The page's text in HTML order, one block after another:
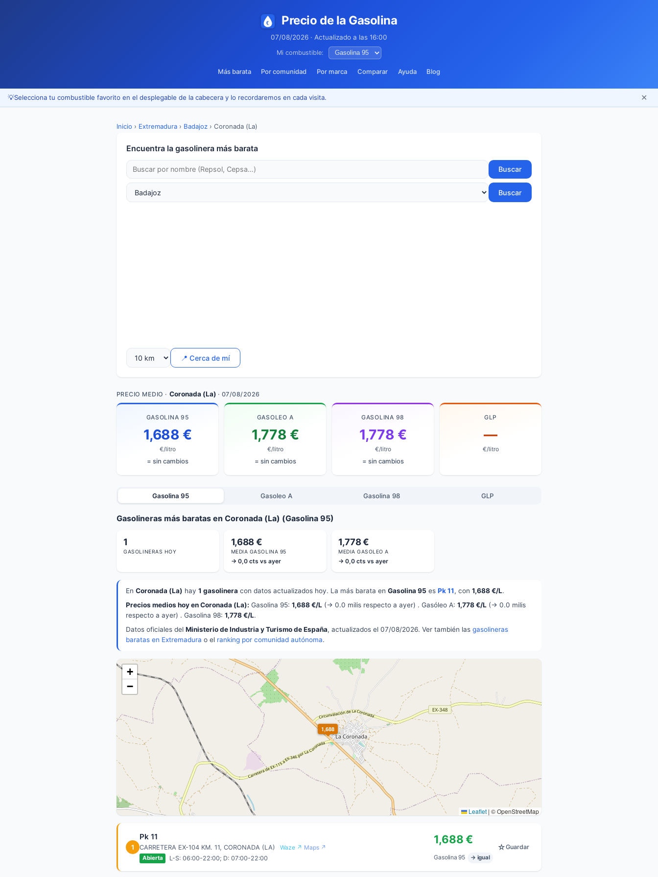
Precio de la Gasolina
07/08/2026 · Actualizado a las 16:00
Mi combustible:
Más barata Por comunidad Por marca Comparar Ayuda Blog
💡Selecciona tu combustible favorito en el desplegable de la cabecera y lo recordaremos en cada visita. ✕
Inicio › Extremadura › Badajoz › Coronada (La)
Encuentra la gasolinera más barata
Buscar
Buscar
📍 Cerca de mí
PRECIO MEDIO · Coronada (La) · 07/08/2026
GASOLINA 95
1,688 €
€/litro
= sin cambios
GASOLEO A
1,778 €
€/litro
= sin cambios
GASOLINA 98
1,778 €
€/litro
= sin cambios
GLP
—
€/litro
Gasolina 95 Gasoleo A Gasolina 98 GLP
Gasolineras más baratas en Coronada (La) (Gasolina 95)
1
GASOLINERAS HOY
1,688 €
MEDIA GASOLINA 95
→ 0,0 cts vs ayer
1,778 €
MEDIA GASOLEO A
→ 0,0 cts vs ayer
En Coronada (La) hay 1 gasolinera con datos actualizados hoy. La más barata en Gasolina 95 es Pk 11, con 1,688 €/L.
Precios medios hoy en Coronada (La): Gasolina 95: 1,688 €/L (→ 0.0 milis respecto a ayer) . Gasóleo A: 1,778 €/L (→ 0.0 milis
respecto a ayer) . Gasolina 98: 1,778 €/L.
Datos oficiales del Ministerio de Industria y Turismo de España, actualizados el 07/08/2026. Ver también las gasolineras
baratas en Extremadura o el ranking por comunidad autónoma.
1,688
+
−
Leaflet | © OpenStreetMap
1
Pk 11
CARRETERA EX-104 KM. 11, CORONADA (LA) Waze ↗ Maps ↗
Abierta L-S: 06:00-22:00; D: 07:00-22:00
1,688 €
Gasolina 95 → igual
☆Guardar